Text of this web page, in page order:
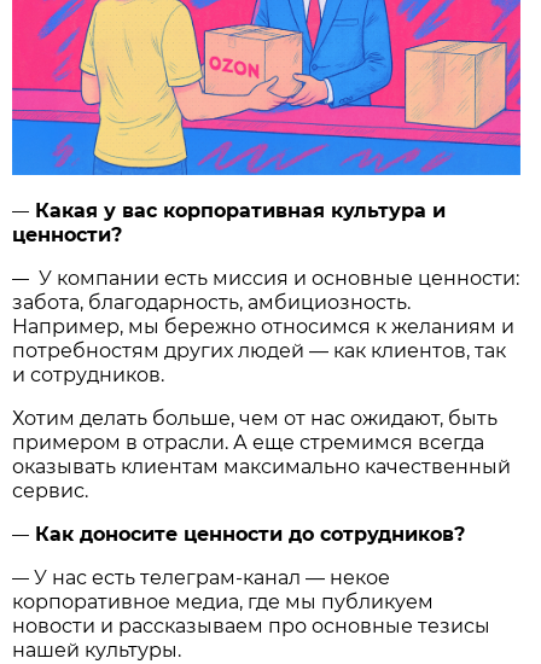
— Какая у вас корпоративная культура и
ценности?
— У компании есть миссия и основные ценности:
забота, благодарность, амбициозность.
Например, мы бережно относимся к желаниям и
потребностям других людей — как клиентов, так
и сотрудников.
Хотим делать больше, чем от нас ожидают, быть
примером в отрасли. А еще стремимся всегда
оказывать клиентам максимально качественный
сервис.
— Как доносите ценности до сотрудников?
— У нас есть телеграм-канал — некое
корпоративное медиа, где мы публикуем
новости и рассказываем про основные тезисы
нашей культуры.